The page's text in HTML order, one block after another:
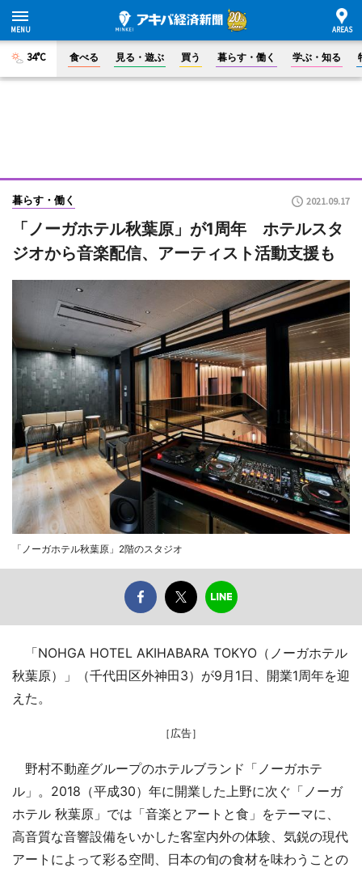
34°C 食べる 見る・遊ぶ 買う 暮らす・働く 学ぶ・知る
暮らす・働く 2021.09.17
「ノーガホテル秋葉原」が1周年 ホテルスタ
ジオから音楽配信、アーティスト活動支援も
「ノーガホテル秋葉原」2階のスタジオ
「NOHGA HOTEL AKIHABARA TOKYO（ノーガホテル
秋葉原）」（千代田区外神田3）が9月1日、開業1周年を迎
えた。
［広告］
野村不動産グループのホテルブランド「ノーガホテ
ル」。2018（平成30）年に開業した上野に次ぐ「ノーガ
ホテル 秋葉原」では「音楽とアートと食」をテーマに、
高音質な音響設備をいかした客室内外の体験、気鋭の現代
アートによって彩る空間、日本の旬の食材を味わうことの